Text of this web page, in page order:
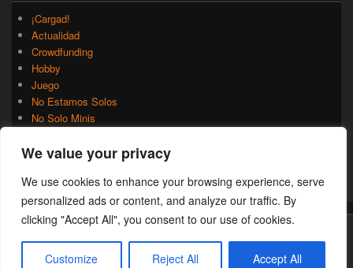
We value your privacy
We use cookies to enhance your browsing experience, serve
personalized ads or content, and analyze our traffic. By
clicking "Accept All", you consent to our use of cookies.
Customize Reject All Accept All
¡Cargad!
Actualidad
Crowdfunding
Hobby
Juego
No Estamos Solos
No Solo Minis
Rumores
Uncategorized
Copyright © 2026 ¡Cargad!
. Todos los Derechos Reservados.